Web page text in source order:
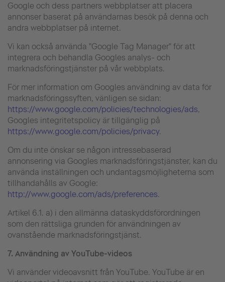
Google och dess partners webbplatser att placera
annonser baserat på användarnas besök på denna och
andra webbplatser på internet.
Vi kan också använda "Google Tag Manager" för att
integrera och behandla Googles analys- och
marknadsföringstjänster på vår webbplats.
För mer information om Googles användning av data för
marknadsföringssyften, vänligen se sidan:
https://www.google.com/policies/technologies/ads,
Googles integritetspolicy är tillgänglig på
https://www.google.com/policies/privacy.
Om du inte önskar se någon intressebaserad
annonsering via Googles marknadsföringstjänster, kan du
använda inställningen och undantagsmöjligheterna som
tillhandahålls av Google:
http://www.google.com/ads/preferences.
Artikel 6.1. a) i den allmänna dataskyddsförordningen
som den rättsliga grunden för användningen av
ovanstående marknadsföringstjänst.
7. Användning av YouTube-videos
Vi använder videoavsnitt från YouTube. YouTube är en